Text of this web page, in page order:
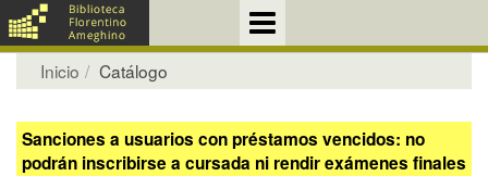
Inicio Catálogo
Sanciones a usuarios con préstamos vencidos: no
podrán inscribirse a cursada ni rendir exámenes finales